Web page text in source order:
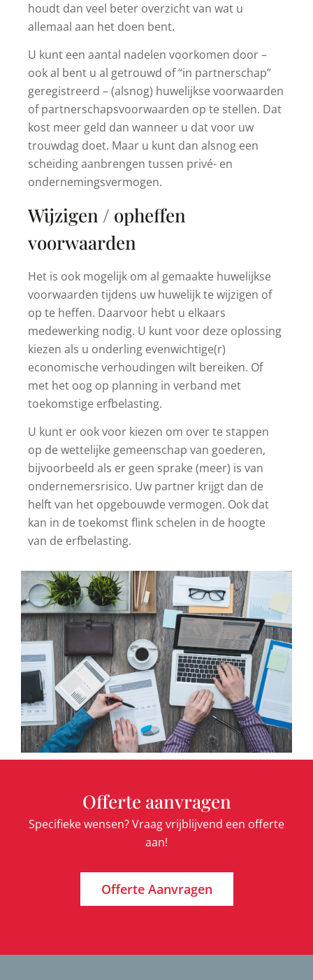
houdt dan veel beter overzicht van wat u
allemaal aan het doen bent.
U kunt een aantal nadelen voorkomen door –
ook al bent u al getrouwd of “in partnerschap”
geregistreerd – (alsnog) huwelijkse voorwaarden
of partnerschapsvoorwaarden op te stellen. Dat
kost meer geld dan wanneer u dat voor uw
trouwdag doet. Maar u kunt dan alsnog een
scheiding aanbrengen tussen privé- en
ondernemingsvermogen.
Wijzigen / opheffen
voorwaarden
Het is ook mogelijk om al gemaakte huwelijkse
voorwaarden tijdens uw huwelijk te wijzigen of
op te heffen. Daarvoor hebt u elkaars
medewerking nodig. U kunt voor deze oplossing
kiezen als u onderling evenwichtige(r)
economische verhoudingen wilt bereiken. Of
met het oog op planning in verband met
toekomstige erfbelasting.
U kunt er ook voor kiezen om over te stappen
op de wettelijke gemeenschap van goederen,
bijvoorbeeld als er geen sprake (meer) is van
onder­nemersrisico. Uw partner krijgt dan de
helft van het opgebouwde vermogen. Ook dat
kan in de toekomst flink schelen in de hoogte
van de erfbelasting.
Offerte aanvragen
Specifieke wensen? Vraag vrijblijvend een offerte
aan!
Offerte Aanvragen